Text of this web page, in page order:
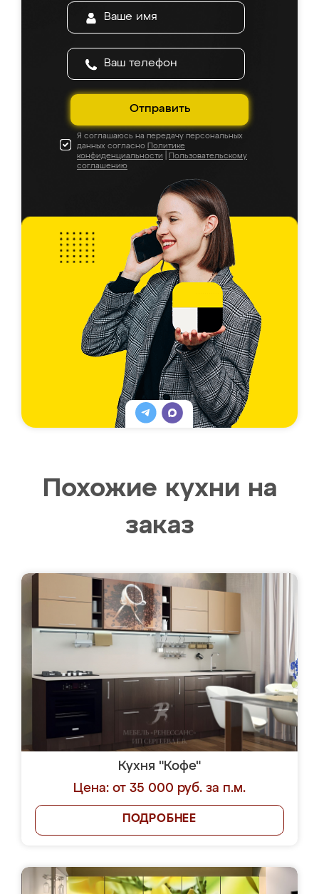
Отправить
Я соглашаюсь на передачу персональных
данных согласно Политике
конфиденциальности
Пользовательскому
соглашению
Похожие кухни на
заказ
Кухня "Кофе"
Цена: от 35 000 руб. за п.м.
ПОДРОБНЕЕ